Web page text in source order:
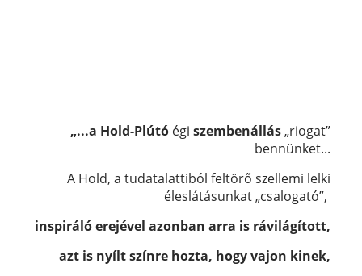
„...a Hold-Plútó égiszembenállás„riogat”
bennünket...
A Hold, a tudatalattiból feltörő szellemi lelki
éleslátásunkat „csalogató”,
inspiráló erejével azonban arra is rávilágított,
azt is nyílt színre hozta, hogy vajon kinek,